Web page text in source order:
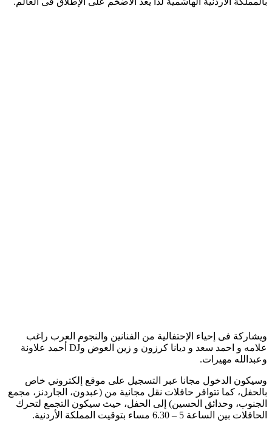
ويشاركة فى إحياء الإحتفالية من الفنانين والنجوم العرب راغب
علامه و احمد سعد و ديانا كرزون و زين العوض وDJ أحمد علاونة
وعبدالله مهيرات.
وسيكون الدخول مجانا عبر التسجيل على موقع إلكتروني خاص
بالحفل، كما تتوافر حافلات نقل مجانية من (عبدون، الجاردنز، مجمع
الجنوب، وحدائق الحسين) إلى الحفل، حيث سيكون التجمع لتحرك
الحافلات بين الساعة 5 – 6.30 مساء بتوقيت المملكة الأردنية.